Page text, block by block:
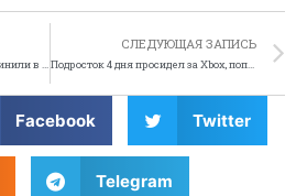
Команду Северной Кореи обвинили в предательстве
СЛЕДУЮЩАЯ ЗАПИСЬ
Подросток 4 дня просидел за Xbox, попал в госпиталь
Facebook Twitter
Telegram